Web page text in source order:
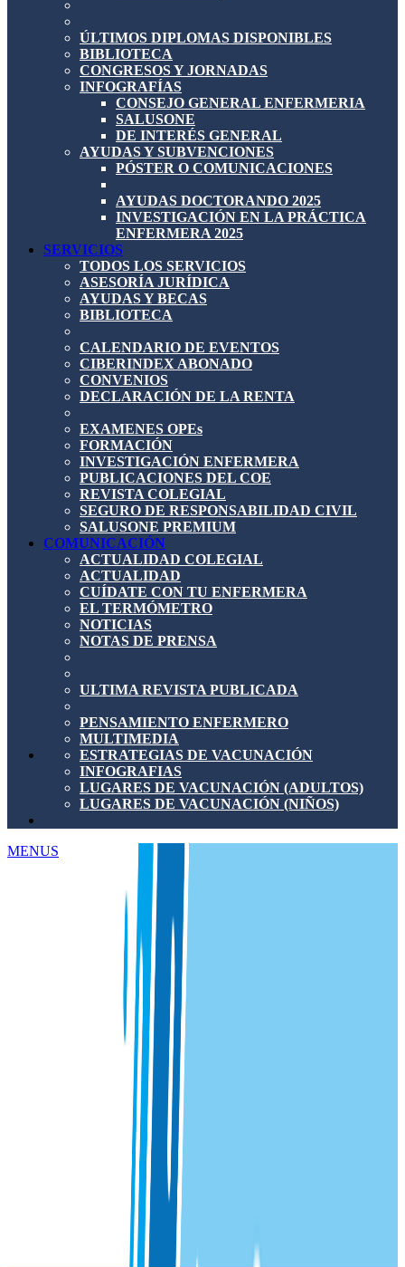
ÚLTIMOS DIPLOMAS DISPONIBLES
BIBLIOTECA
CONGRESOS Y JORNADAS
INFOGRAFÍAS
CONSEJO GENERAL ENFERMERIA
SALUSONE
DE INTERÉS GENERAL
AYUDAS Y SUBVENCIONES
PÓSTER O COMUNICACIONES
AYUDAS DOCTORANDO 2025
INVESTIGACIÓN EN LA PRÁCTICA
ENFERMERA 2025
SERVICIOS
TODOS LOS SERVICIOS
ASESORÍA JURÍDICA
AYUDAS Y BECAS
BIBLIOTECA
CALENDARIO DE EVENTOS
CIBERINDEX ABONADO
CONVENIOS
DECLARACIÓN DE LA RENTA
EXAMENES OPEs
FORMACIÓN
INVESTIGACIÓN ENFERMERA
PUBLICACIONES DEL COE
REVISTA COLEGIAL
SEGURO DE RESPONSABILIDAD CIVIL
SALUSONE PREMIUM
COMUNICACIÓN
ACTUALIDAD COLEGIAL
ACTUALIDAD
CUÍDATE CON TU ENFERMERA
EL TERMÓMETRO
NOTICIAS
NOTAS DE PRENSA
ULTIMA REVISTA PUBLICADA
PENSAMIENTO ENFERMERO
MULTIMEDIA
ESTRATEGIAS DE VACUNACIÓN
INFOGRAFIAS
LUGARES DE VACUNACIÓN (ADULTOS)
LUGARES DE VACUNACIÓN (NIÑOS)
MENUS